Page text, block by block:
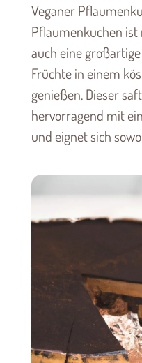
Veganer
Pflaumenkuchen ist
auch eine
Früchte in einem
genießen. Dieser
hervorragend mit
und eignet sich